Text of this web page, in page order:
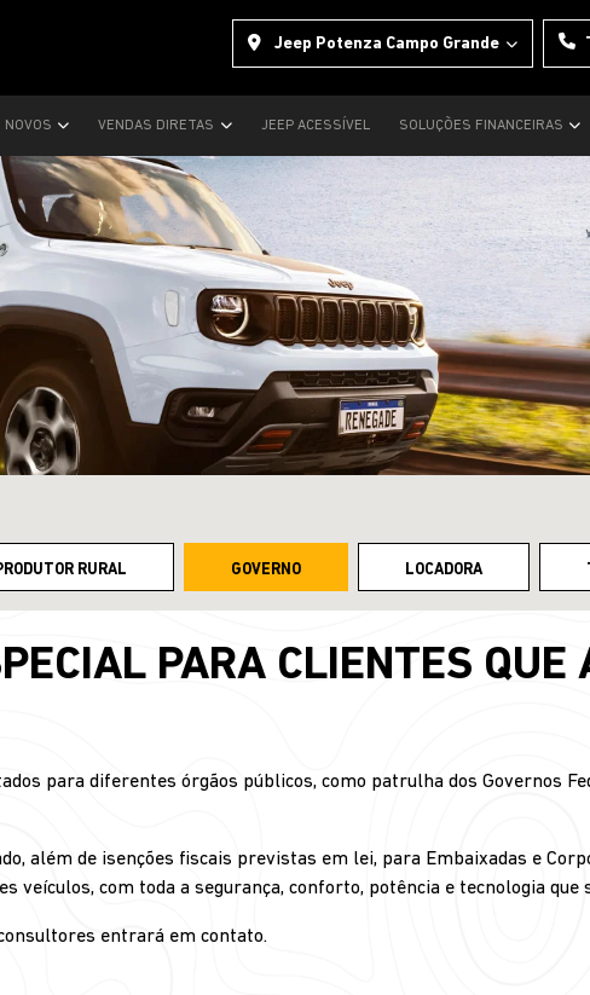
Jeep Potenza Campo Grande
NOVOS VENDAS DIRETAS JEEP ACESSÍVEL SOLUÇÕES FINANCEIRAS
RURAL GOVERNO LOCADORA
PARA CLIENTES QUE
para diferentes órgãos públicos, como patrulha dos Governos
além de isenções fiscais previstas em lei, para Embaixadas e
veículos, com toda a segurança, conforto, potência e tecnologia que
entrará em contato.